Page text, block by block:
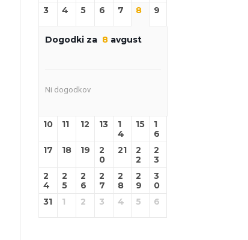
3 4 5 6 7 8 9
Dogodki za 8avgust
Ni dogodkov
10 11 12 13
1
4
15
1
6
17
18 19
2
0
21
2
2
2
3
2
4
2
5
2
6
2
7
2
8
2
9
3
0
31
1 2 3 4 5 6